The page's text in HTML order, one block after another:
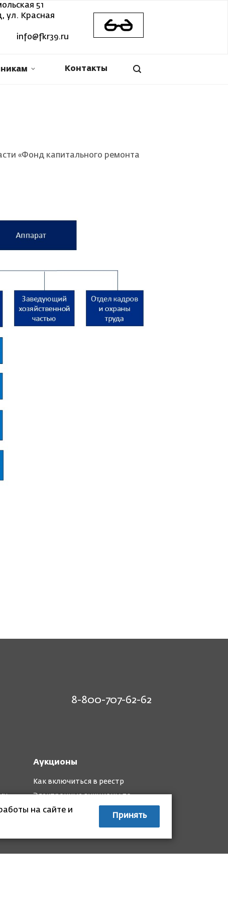
51
ул. Красная
info@fkr39.ru
Контакты
«Фонд капитального ремонта
8-800-707-62-62
Аукционы
Как включиться в реестр
Электронные аукционы по
капремонту
на сайте и
Принять